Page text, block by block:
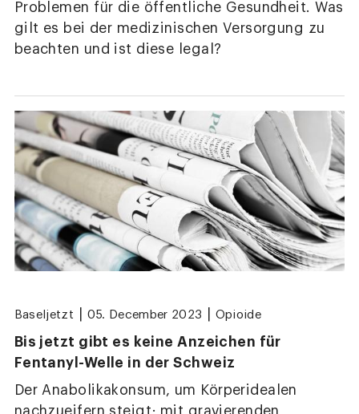
Problemen für die öffentliche Gesundheit. Was
gilt es bei der medizinischen Versorgung zu
beachten und ist diese legal?
Baseljetzt 05. December 2023 Opioide
Bis jetzt gibt es keine Anzeichen für
Fentanyl-Welle in der Schweiz
Der Anabolikakonsum, um Körperidealen